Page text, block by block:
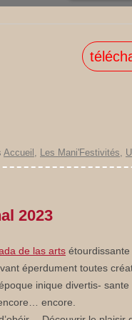
Accueil Les Mani'Festivités
2023
de las arts
éperdument toutes
inique divertis- sante
encore.